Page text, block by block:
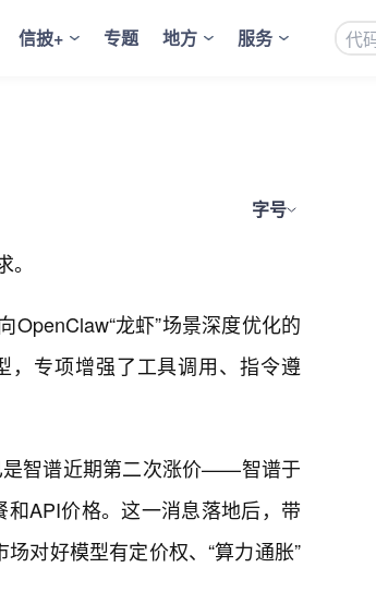
信披+ 专题 地方 服务
字号
OpenClaw“龙虾”场景深度优化的
专项增强了工具调用、指令遵
是智谱近期第二次涨价——智谱于
API价格。这一消息落地后，带
对好模型有定价权、“算力通胀”